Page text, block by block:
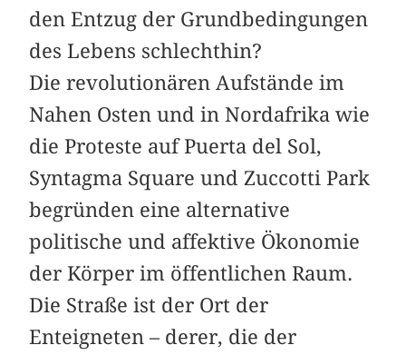
den Entzug der Grundbedingungen
des Lebens schlechthin?
Die revolutionären Aufstände im
Nahen Osten und in Nordafrika wie
die Proteste auf Puerta del Sol,
Syntagma Square und Zuccotti Park
begründen eine alternative
politische und affektive Ökonomie
der Körper im öffentlichen Raum.
Die Straße ist der Ort der
Enteigneten – derer, die der